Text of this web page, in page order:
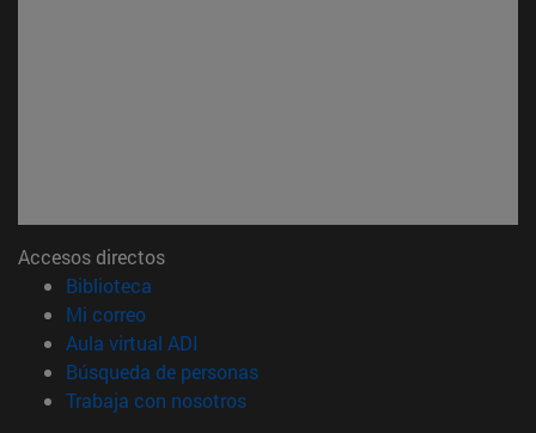
Accesos directos
Biblioteca
Mi correo(abre en nueva ventana)
Aula virtual ADI
Búsqueda de personas(abre en nueva ventana)
Trabaja con nosotros(abre en nueva ventana)